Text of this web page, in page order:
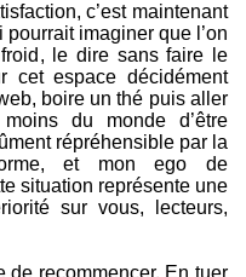
c’est maintenant
imaginer que l’on
le dire sans faire le
cet espace décidément
boire un thé puis aller
du monde d’être
répréhensible par la
et mon ego de
situation représente une
sur vous, lecteurs,